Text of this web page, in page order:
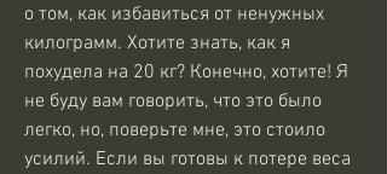
о том, как избавиться от ненужных
килограмм. Хотите знать, как я
похудела на 20 кг? Конечно, хотите! Я
не буду вам говорить, что это было
легко, но, поверьте мне, это стоило
усилий. Если вы готовы к потере веса